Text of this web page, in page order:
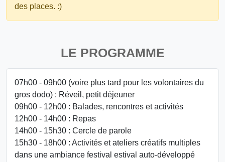
des places. :)
LE PROGRAMME
07h00 - 09h00 (voire plus tard pour les volontaires du
gros dodo) : Réveil, petit déjeuner
09h00 - 12h00 : Balades, rencontres et activités
12h00 - 14h00 : Repas
14h00 - 15h30 : Cercle de parole
15h30 - 18h00 : Activités et ateliers créatifs multiples
dans une ambiance festival estival auto-développé